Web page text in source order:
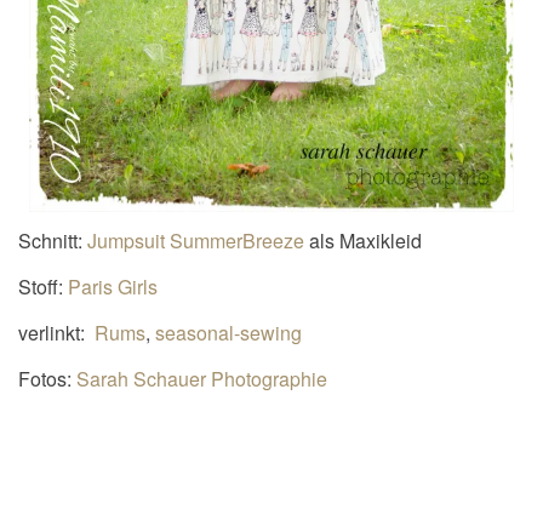
Schnitt: Jumpsuit SummerBreezeals Maxikleid
Stoff: Paris Girls
verlinkt: Rums, seasonal-sewing
Fotos: Sarah Schauer Photographie